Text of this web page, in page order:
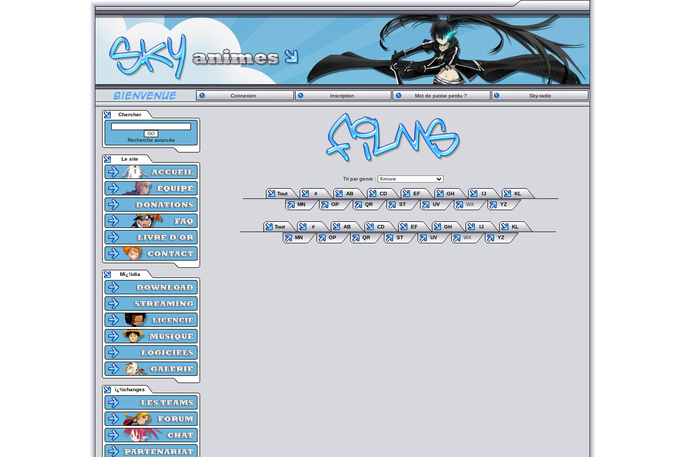
Connexion Inscription Mot de passe perdu ? Sky-radio
Chercher
Recherche avancée
Le site
Mï¿½dia
ï¿½changes
Tri par genre :
Tout # AB CD EF GH IJ
KL
MN
OP QR ST UV WX YZ
Tout # AB CD EF GH IJ
KL
MN
OP QR ST UV WX YZ